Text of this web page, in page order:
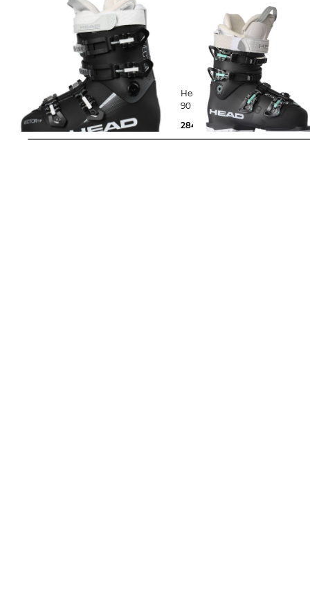
EVO XP
199,99 €
350,00 €
Head | Damen Skischuhe VECTOR
90 RS
284,95 €
400,00 €